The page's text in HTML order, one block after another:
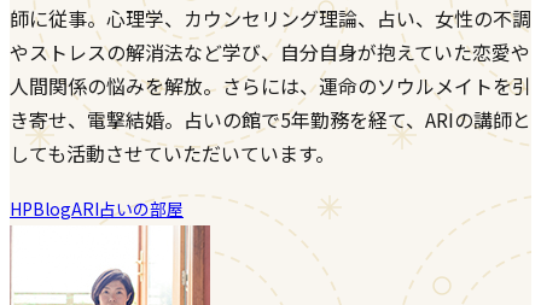
師に従事。心理学、カウンセリング理論、占い、女性の不調
やストレスの解消法など学び、自分自身が抱えていた恋愛や
人間関係の悩みを解放。さらには、運命のソウルメイトを引
き寄せ、電撃結婚。占いの館で5年勤務を経て、ARIの講師と
しても活動させていただいています。
HPBlogARI占いの部屋